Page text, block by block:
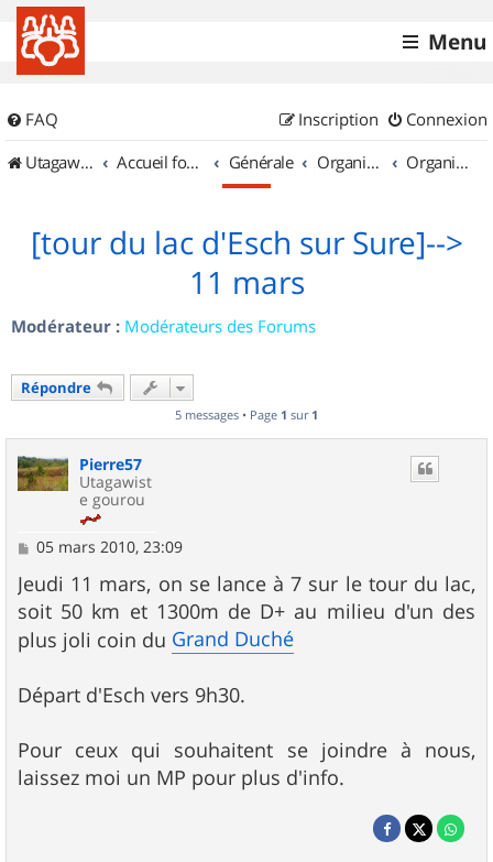
Menu
FAQ Connexion
Inscription
UtagawaVTT (Randos VTT et VTTAE avec traces GPS)
Accueil forum Générale Organisation de sorties & Recherche de partenaires Organisation de sorties au Luxembourg
[tour du lac d'Esch sur Sure]-->
11 mars
Modérateur : Modérateurs des Forums
Répondre
5 messages • Page 1 sur 1
Pierre57
Utagawist
e gourou
M
s
s
a
g
e
05 mars 2010, 23:09
Jeudi 11 mars, on se lance à 7 sur le tour du lac,
soit 50 km et 1300m de D+ au milieu d'un des
plus joli coin du Grand Duché
Départ d'Esch vers 9h30.
Pour ceux qui souhaitent se joindre à nous,
laissez moi un MP pour plus d'info.